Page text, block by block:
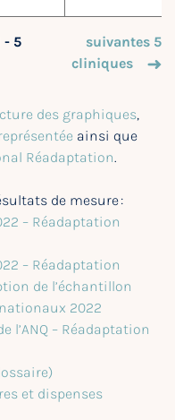
- 5
suivantes 5
cliniques
des graphiques,
ainsi que
Réadaptation.
de mesure :
– Réadaptation
– Réadaptation
de l’échantillon
2022
l’ANQ – Réadaptation
et dispenses